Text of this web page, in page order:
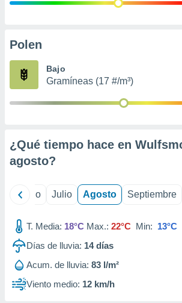
e
publicidad
Polen
Bajo
Gramíneas (17 #/m³)
¿Qué tiempo hace en
agosto?
Junio Julio Agosto Septiembre
T. Media: 18°C Max.: 22°C Min: 13°C
Días de lluvia: 14días
Acum. de lluvia: 83 l/m²
Viento medio: 12 km/h